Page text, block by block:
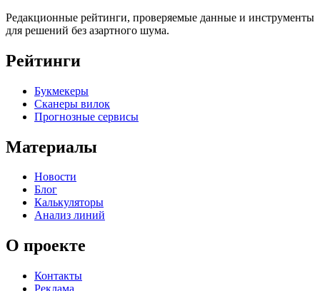
Редакционные рейтинги, проверяемые данные и инструменты
для решений без азартного шума.
Рейтинги
Букмекеры
Сканеры вилок
Прогнозные сервисы
Материалы
Новости
Блог
Калькуляторы
Анализ линий
О проекте
Контакты